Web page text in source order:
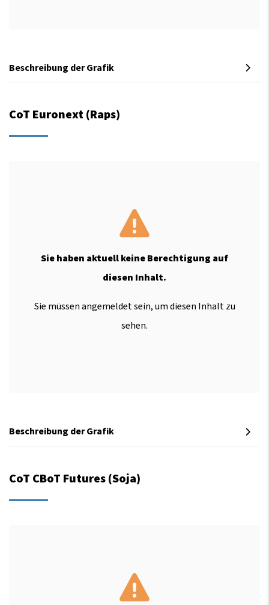
Beschreibung der Grafik
CoT Euronext (Raps)
Sie haben aktuell keine Berechtigung auf
diesen Inhalt.
Sie müssen angemeldet sein, um diesen Inhalt zu
sehen.
Beschreibung der Grafik
CoT CBoT Futures (Soja)